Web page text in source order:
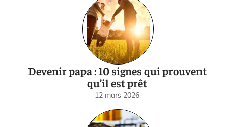
Devenir papa : 10 signes qui prouvent
qu’il est prêt
12 mars 2026